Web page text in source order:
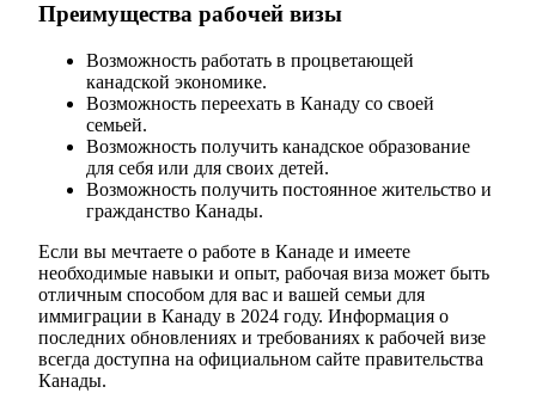
Преимущества рабочей визы
Возможность работать в процветающей
канадской экономике.
Возможность переехать в Канаду со своей
семьей.
Возможность получить канадское образование
для себя или для своих детей.
Возможность получить постоянное жительство и
гражданство Канады.
Если вы мечтаете о работе в Канаде и имеете
необходимые навыки и опыт, рабочая виза может быть
отличным способом для вас и вашей семьи для
иммиграции в Канаду в 2024 году. Информация о
последних обновлениях и требованиях к рабочей визе
всегда доступна на официальном сайте правительства
Канады.